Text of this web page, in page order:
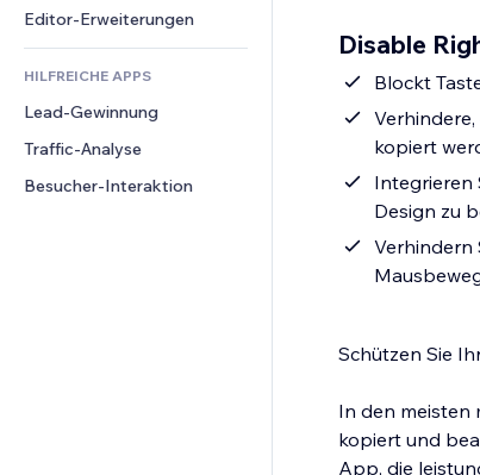
Speisen & Getränke
Taschenrechner
Suche
Wetter
Diagramme & Tabellen
Community
Bewertungen und Feedback
CRM
Editor-Erweiterungen
HILFREICHE APPS
Lead-Gewinnung
Traffic-Analyse
Besucher-Interaktion
Disable
Blockt
kopiert
Integrieren
Design zu
Verhindern
Schützen Sie
In den meisten
kopiert und
App, die